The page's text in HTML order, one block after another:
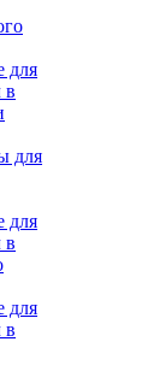
для
в
для
для
в
для
в